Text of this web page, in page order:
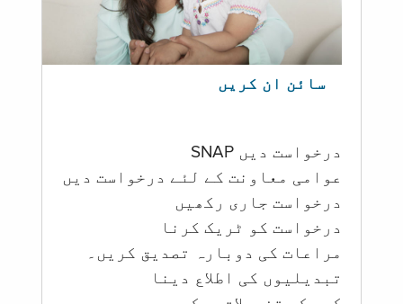
سائن ان کریں
درخواست دیں SNAP
عوامی معاونت کے لئے درخواست دیں
درخواست جاری رکھیں
درخواست کو ٹریک کرنا
مراعات کی دوبارہ تصدیق کریں۔
تبدیلیوں کی اطلاع دینا